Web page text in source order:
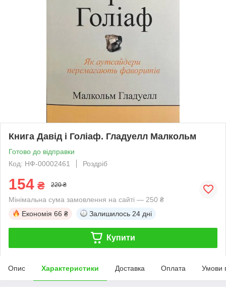
Книга Давід і Голіаф. Гладуелл Малкольм
Готово до відправки
Код: НФ-00002461
Роздріб
154 ₴ 220 ₴
Мінімальна сума замовлення на сайті — 250 ₴
Економія 66 ₴ Залишилось 24 дні
Купити
Опис Характеристики Доставка Оплата Умови